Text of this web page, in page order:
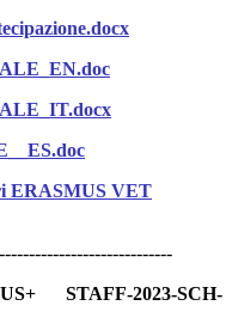
ERASMUS VET
STAFF-2023-SCH-